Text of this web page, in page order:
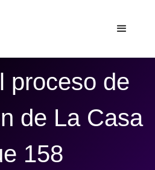
proceso de
de La Casa
158